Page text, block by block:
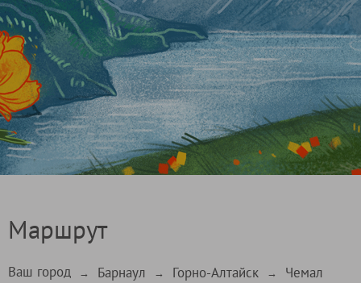
Маршрут
Ваш город → Барнаул → Горно-Алтайск → Чемал